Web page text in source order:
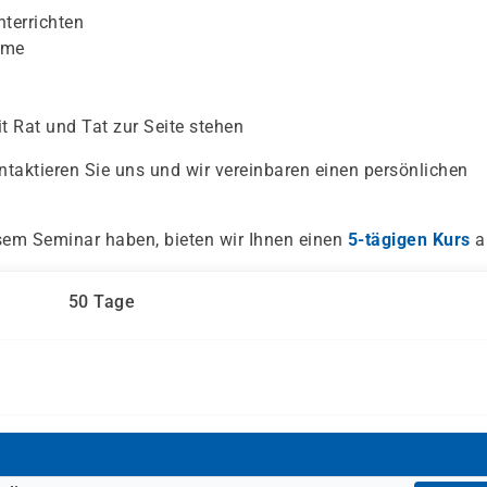
Rat und Tat zur Seite stehen
Sie uns und wir vereinbaren einen persönlichen
Seminar haben, bieten wir Ihnen einen 5-tägigen Kurs
50 Tage